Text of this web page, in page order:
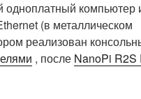
компьютер
(в металлическом
реализован
, после NanoPi R2S